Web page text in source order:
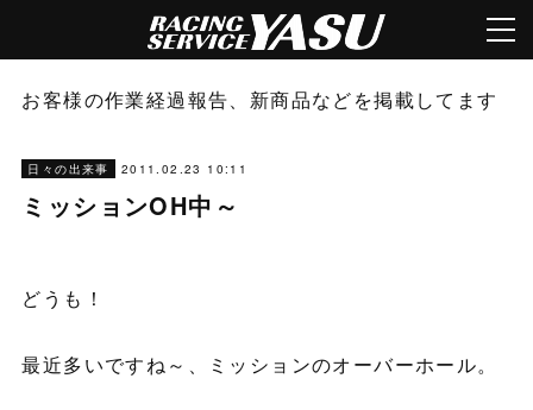
お客様の作業経過報告、新商品などを掲載してます
日々の出来事 2011.02.23 10:11
ミッションOH中～
どうも！
最近多いですね～、ミッションのオーバーホール。